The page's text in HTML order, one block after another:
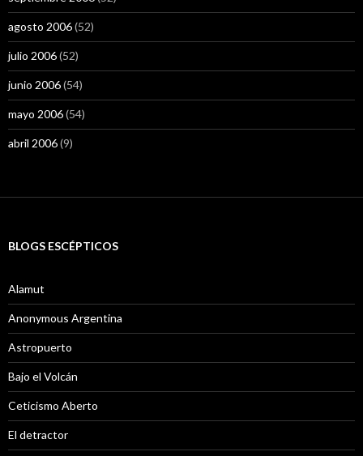
agosto 2006(52)
julio 2006(52)
junio 2006(54)
mayo 2006(54)
abril 2006(9)
BLOGS ESCÉPTICOS
Alamut
Anonymous Argentina
Astropuerto
Bajo el Volcán
Ceticismo Aberto
El detractor